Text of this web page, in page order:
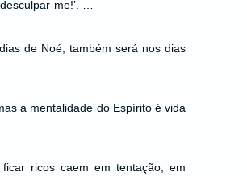
me!’. …
de Noé, também será nos dias
a mentalidade do Espírito é vida
ricos caem em tentação, em